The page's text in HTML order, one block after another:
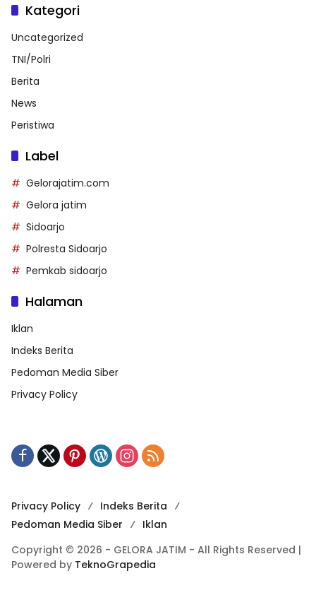
Kategori
Uncategorized
TNI/Polri
Berita
News
Peristiwa
Label
Gelorajatim.com
Gelora jatim
Sidoarjo
Polresta Sidoarjo
Pemkab sidoarjo
Halaman
Iklan
Indeks Berita
Pedoman Media Siber
Privacy Policy
Privacy Policy
Indeks Berita
Pedoman Media Siber
Iklan
Copyright © 2026 - GELORA JATIM - All Rights Reserved |
Powered by TeknoGrapedia